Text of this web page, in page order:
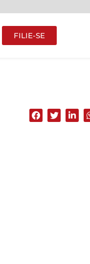
FILIE-SE